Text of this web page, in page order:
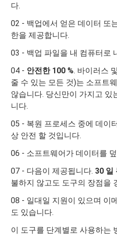
다.
02 - 백업에서 얻은 데이터 또
한을 제공합니다.
03 - 백업 파일을 내 컴퓨터로
04 - 안전한 100 %. 바이러스
줄 수 있는 모든 것)는 소프트
않습니다. 당신만이 가지고 있
니다.
05 - 복원 프로세스 중에 데이
상 안전 할 것입니다.
06 - 소프트웨어가 데이터를
07 - 다음이 제공됩니다. 30 일
불하지 않고도 도구의 장점을
08 - 일대일 지원이 있으며 이
도 있습니다.
이 도구를 단계별로 사용하는